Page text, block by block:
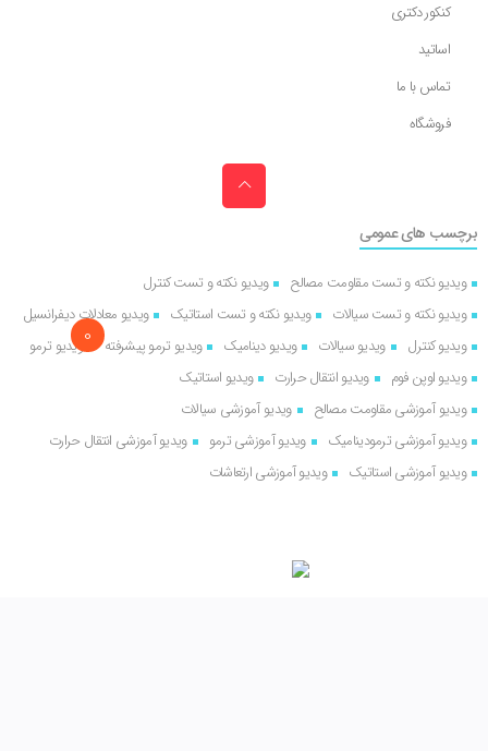
کنکور دکتری
اساتید
تماس با ما
فروشگاه
برچسب های عمومی
ویدیو نکته و تست مقاومت مصالح
ویدیو نکته و تست کنترل
ویدیو نکته و تست سیالات
ویدیو نکته و تست استاتیک
ویدیو معادلات دیفرانسیل
ویدیو کنترل
ویدیو سیالات ویدیو دینامیک ویدیو ترمو پیشرفته
ویدیو ترمو
ویدیو اوپن فوم
ویدیو انتقال حرارت
ویدیو استاتیک
ویدیو آموزشی مقاومت مصالح
ویدیو آموزشی سیالات
ویدیو آموزشی ترمودینامیک
ویدیو آموزشی ترمو
ویدیو آموزشی انتقال حرارت
ویدیو آموزشی استاتیک
ویدیو آموزشی ارتعاشات
0